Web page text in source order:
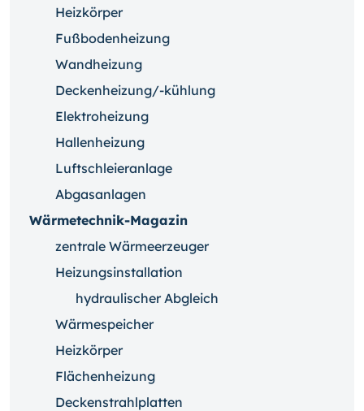
Heizkörper
Fußbodenheizung
Wandheizung
Deckenheizung/-kühlung
Elektroheizung
Hallenheizung
Luftschleieranlage
Abgasanlagen
Wärmetechnik-Magazin
zentrale Wärmeerzeuger
Heizungsinstallation
hydraulischer Abgleich
Wärmespeicher
Heizkörper
Flächenheizung
Deckenstrahlplatten